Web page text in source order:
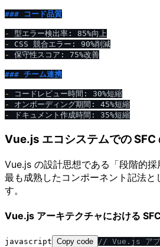
### コード品質
-
-
-
保守性スコア: 75%改善
### チーム連携
-
-
-
Vue.js エコシステムでの SFC
Vue.js の設計思想である「段階的
最も成熟したコンポーネント記法と
す。
Vue.js アーキテクチャにおける
javascript Copy code // Vue.js アプ